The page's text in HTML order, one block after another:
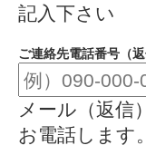
記入下さい
ご連絡先電話番号（
メール（返信
お電話します。